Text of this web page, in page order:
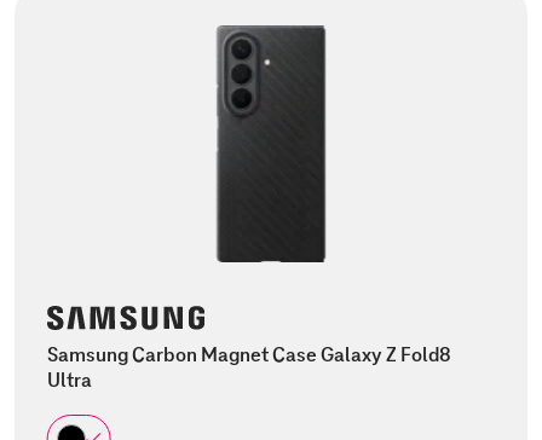
Samsung Carbon Magnet Case Galaxy Z Fold8
Ultra